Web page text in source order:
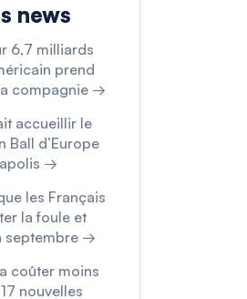
news
6,7 milliards
prend
compagnie →
accueillir le
Ball d’Europe
→
les Français
la foule et
septembre →
coûter moins
nouvelles